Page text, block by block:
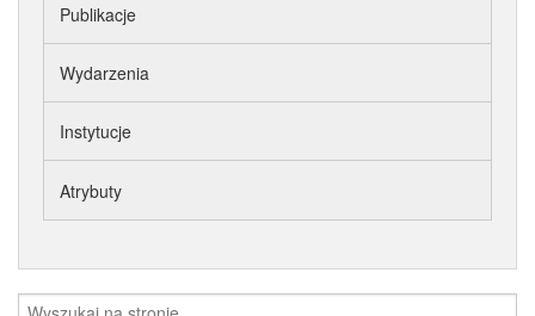
Publikacje
Wydarzenia
Instytucje
Atrybuty